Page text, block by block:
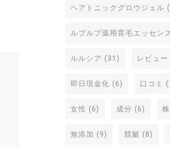
ヘアトニックグロウジェル
ルプルプ薬用育毛エッセン
ルルシア (31) レビュー
即日現金化 (6) 口コミ
女性 (6) 成分 (6) 株
無添加 (9) 競艇 (8)